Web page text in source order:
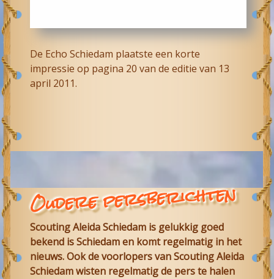
De Echo Schiedam plaatste een korte
impressie op pagina 20 van de editie van 13
april 2011.
Oudere persberichten
Scouting Aleida Schiedam is gelukkig goed
bekend is Schiedam en komt regelmatig in het
nieuws. Ook de voorlopers van Scouting Aleida
Schiedam wisten regelmatig de pers te halen